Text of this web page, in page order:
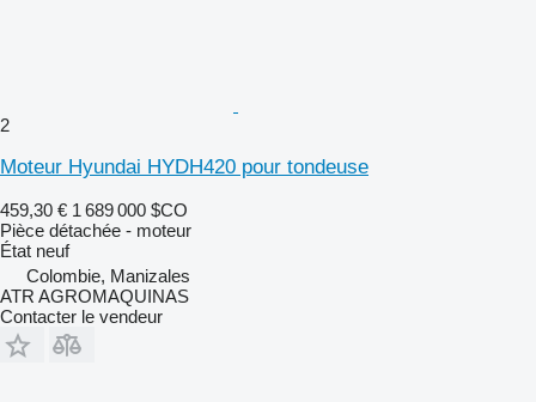
2
Moteur Hyundai HYDH420 pour tondeuse
459,30 € 1 689 000 $CO
Pièce détachée - moteur
État neuf
Colombie, Manizales
ATR AGROMAQUINAS
Contacter le vendeur